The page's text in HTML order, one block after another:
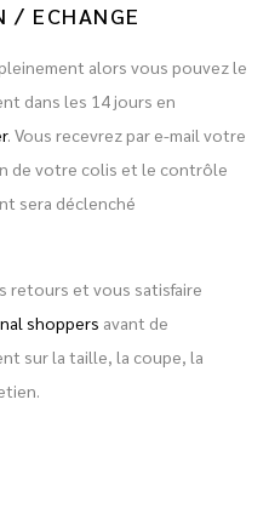
/ ECHANGE
alors vous pouvez le
dans les 14 jours en
. Vous recevrez par e-mail votre
de votre colis et le contrôle
sera déclenché
retours et vous satisfaire
shoppers avant de
sur la taille, la coupe, la